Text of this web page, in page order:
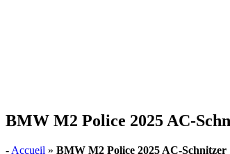
BMW M2 Police 2025 AC-
- Accueil » BMW M2 Police 2025 AC-Schnitzer